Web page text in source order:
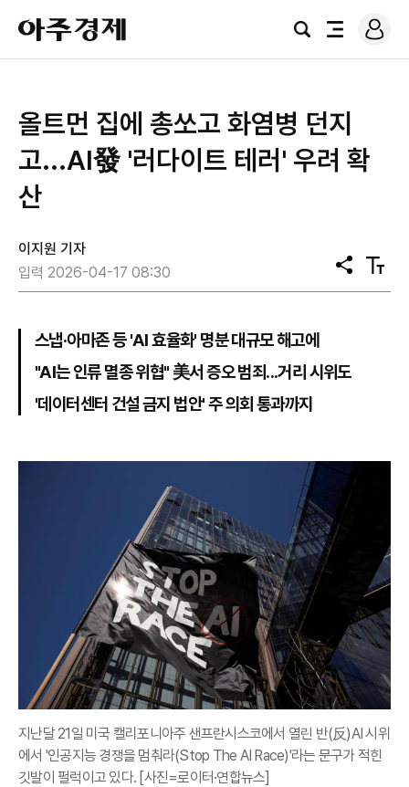
아
주
경
검
전
로
그
올트먼 집에 총쏘고 화염병 던지
고...AI發 '러다이트 테러' 우려 확
산
이지원 기자
입력 2026-04-17 08:30
공
유
텍
스
스냅·아마존 등 'AI 효율화' 명분 대규모 해고에
"AI는 인류 멸종 위협" 美서 증오 범죄...거리 시위도
'데이터센터 건설 금지 법안' 주 의회 통과까지
지난달 21일 미국 캘리포니아주 샌프란시스코에서 열린 반(反)AI 시위
에서 '인공지능 경쟁을 멈춰라(Stop The AI Race)'라는 문구가 적힌
깃발이 펄럭이고 있다. [사진=로이터·연합뉴스]